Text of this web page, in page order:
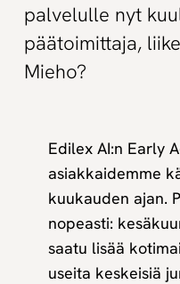
palvelulle nyt
päätoimittaja,
Mieho?
Edilex AI:n Early
asiakkaidemme
kuukauden ajan.
nopeasti:
saatu lisää
useita keskeisiä